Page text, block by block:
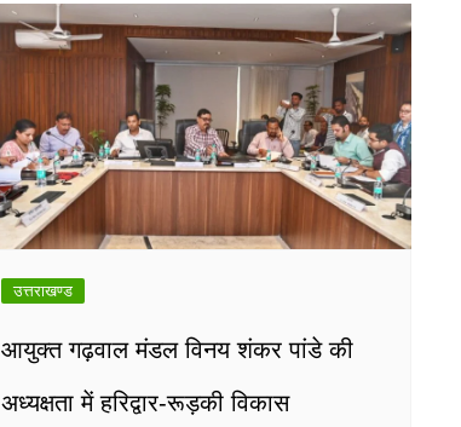
उत्तराखण्ड
आयुक्त गढ़वाल मंडल विनय शंकर पांडे की
अध्यक्षता में हरिद्वार-रूड़की विकास